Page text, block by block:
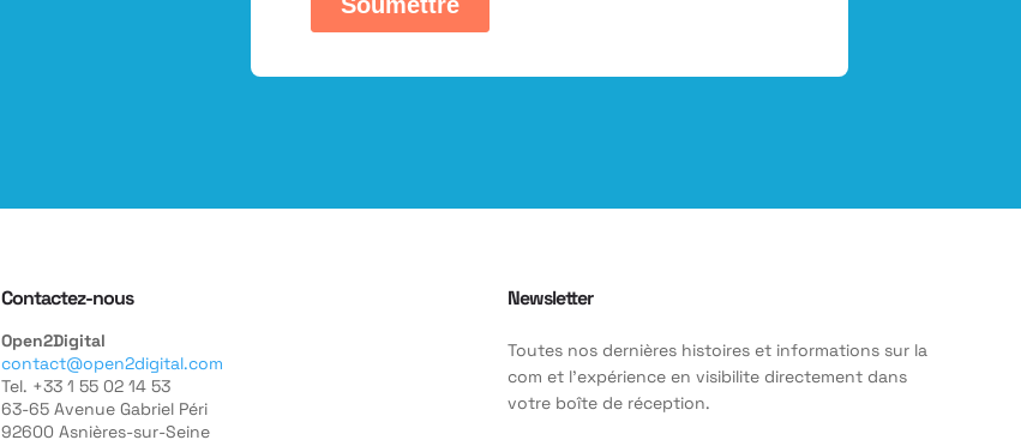
Contactez-nous
Open2Digital
contact@open2digital.com
Tel. +33 1 55 02 14 53
63-65 Avenue Gabriel Péri
92600 Asnières-sur-Seine
Newsletter
Toutes nos dernières histoires et informations sur la
com et l'expérience en visibilite directement dans
votre boîte de réception.